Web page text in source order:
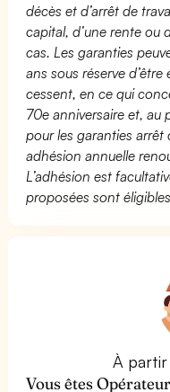
décès et d’arrêt de
capital, d’une rente ou
cas. Les garanties
ans sous réserve
cessent, en ce qui
70e anniversaire et, au
pour les garanties arrêt
adhésion annuelle
L’adhésion est
proposées sont
À partir
Vous êtes